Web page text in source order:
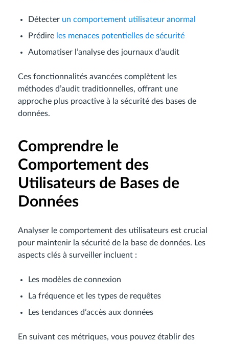
Détecter un comportement utilisateur anormal
Prédire les menaces potentielles de sécurité
Automatiser l’analyse des journaux d’audit
Ces fonctionnalités avancées complètent les
méthodes d’audit traditionnelles, offrant une
approche plus proactive à la sécurité des bases de
données.
Comprendre le
Comportement des
Utilisateurs de Bases de
Données
Analyser le comportement des utilisateurs est crucial
pour maintenir la sécurité de la base de données. Les
aspects clés à surveiller incluent :
Les modèles de connexion
La fréquence et les types de requêtes
Les tendances d’accès aux données
En suivant ces métriques, vous pouvez établir des